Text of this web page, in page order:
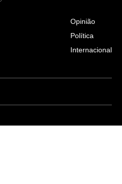
Opinião
Política
Internacional